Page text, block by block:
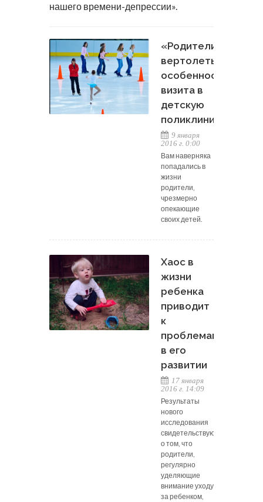
нашего времени-депрессии».
«Родители-
вертолеты»:
особенности
визита в
детскую
поликлинику
9 января
2016 г. 0:00
Вам наверняка
попадались в
жизни
родители,
чрезмерно
опекающие
своих детей.
Хаос в
жизни
ребенка
приводит
к
проблемам
в его
развитии
17 января
2016 г. 14:09
Результаты
нового
исследования
свидетельствуют
о том, что
родители,
регулярно
уделяющие
внимание уходу
за ребенком,